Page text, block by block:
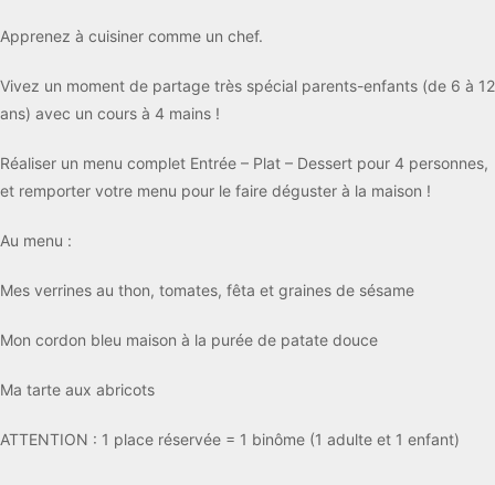
Apprenez à cuisiner comme un chef.
Vivez un moment de partage très spécial parents-enfants (de 6 à 12
ans) avec un cours à 4 mains !
Réaliser un menu complet Entrée – Plat – Dessert pour 4 personnes,
et remporter votre menu pour le faire déguster à la maison !
Au menu :
Mes verrines au thon, tomates, fêta et graines de sésame
Mon cordon bleu maison à la purée de patate douce
Ma tarte aux abricots
ATTENTION : 1 place réservée = 1 binôme (1 adulte et 1 enfant)